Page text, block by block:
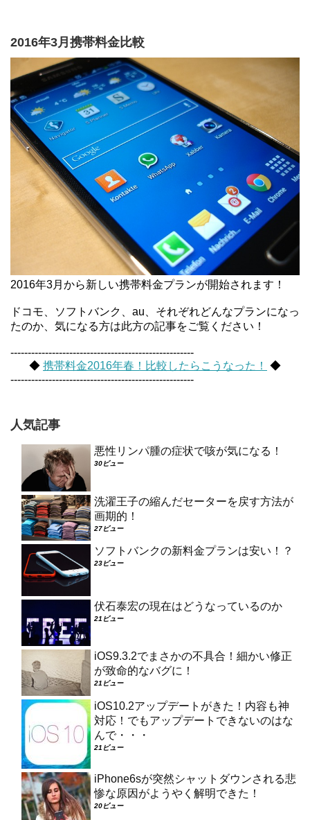
2016年3月携帯料金比較
2016年3月から新しい携帯料金プランが開始されます！
ドコモ、ソフトバンク、au、それぞれどんなプランになっ
たのか、気になる方は此方の記事をご覧ください！
-----------------------------------------------------
◆ 携帯料金2016年春！比較したらこうなった！
◆
-----------------------------------------------------
人気記事
悪性リンパ腫の症状で咳が気になる！
30ビュー
洗濯王子の縮んだセーターを戻す方法が
画期的！
27ビュー
ソフトバンクの新料金プランは安い！？
23ビュー
伏石泰宏の現在はどうなっているのか
21ビュー
iOS9.3.2でまさかの不具合！細かい修正
が致命的なバグに！
21ビュー
iOS10.2アップデートがきた！内容も神
対応！でもアップデートできないのはな
んで・・・
21ビュー
iPhone6sが突然シャットダウンされる悲
惨な原因がようやく解明できた！
20ビュー